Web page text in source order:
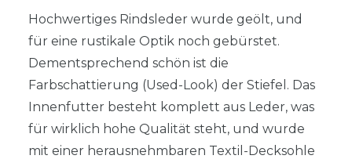
Hochwertiges Rindsleder wurde geölt, und
für eine rustikale Optik noch gebürstet.
Dementsprechend schön ist die
Farbschattierung (Used-Look) der Stiefel. Das
Innenfutter besteht komplett aus Leder, was
für wirklich hohe Qualität steht, und wurde
mit einer herausnehmbaren Textil-Decksohle